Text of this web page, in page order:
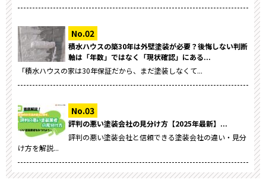
積水ハウスの築30年は外壁塗装が必要？後悔しない判断
軸は「年数」ではなく「現状確認」にある...
「積水ハウスの家は30年保証だから、まだ塗装しなくて...
評判の悪い塗装会社の見分け方【2025年最新】...
評判の悪い塗装会社と信頼できる塗装会社の違い・見分
け方を解説...